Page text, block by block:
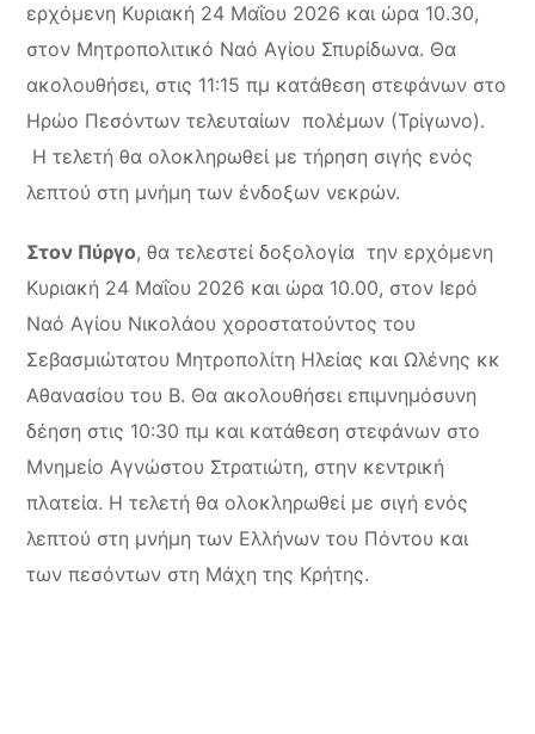
ερχόμενη Κυριακή 24 Μαΐου 2026 και ώρα 10.30,
στον Μητροπολιτικό Ναό Αγίου Σπυρίδωνα. Θα
ακολουθήσει, στις 11:15 πμ κατάθεση στεφάνων στο
Ηρώο Πεσόντων τελευταίων πολέμων (Τρίγωνο).
Η τελετή θα ολοκληρωθεί με τήρηση σιγής ενός
λεπτού στη μνήμη των ένδοξων νεκρών.
Στον Πύργο, θα τελεστεί δοξολογία την ερχόμενη
Κυριακή 24 Μαΐου 2026 και ώρα 10.00, στον Ιερό
Ναό Αγίου Νικολάου χοροστατούντος του
Σεβασμιώτατου Μητροπολίτη Ηλείας και Ωλένης κκ
Αθανασίου του Β. Θα ακολουθήσει επιμνημόσυνη
δέηση στις 10:30 πμ και κατάθεση στεφάνων στο
Μνημείο Αγνώστου Στρατιώτη, στην κεντρική
πλατεία. Η τελετή θα ολοκληρωθεί με σιγή ενός
λεπτού στη μνήμη των Ελλήνων του Πόντου και
των πεσόντων στη Μάχη της Κρήτης.